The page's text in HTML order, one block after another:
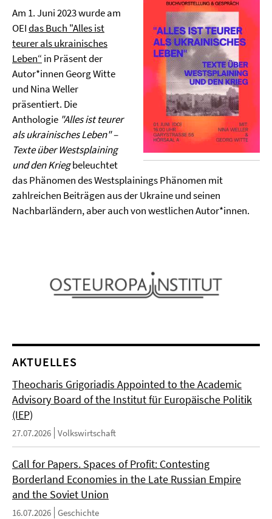
Am 1. Juni 2023 wurde am
OEIdas Buch "Alles ist
teurer als ukrainisches
Leben“ in Präsent der
Autor*innen Georg Witte
und Nina Weller
präsentiert. Die
Anthologie "Alles ist teurer
als ukrainisches Leben" –
Texte über Westsplaining
und den Kriegbeleuchtet
das Phänomen des Westsplainings Phänomen mit
zahlreichen Beiträgen aus der Ukraine und seinen
Nachbarländern, aber auch von westlichen Autor*innen.
AKTUELLES
Theocharis Grigoriadis Appointed to the Academic
Advisory Board of the Institut für Europäische Politik
(IEP)
27.07.2026 Volkswirtschaft
Call for Papers. Spaces of Profit: Contesting
Borderland Economies in the Late Russian Empire
and the Soviet Union
16.07.2026 Geschichte